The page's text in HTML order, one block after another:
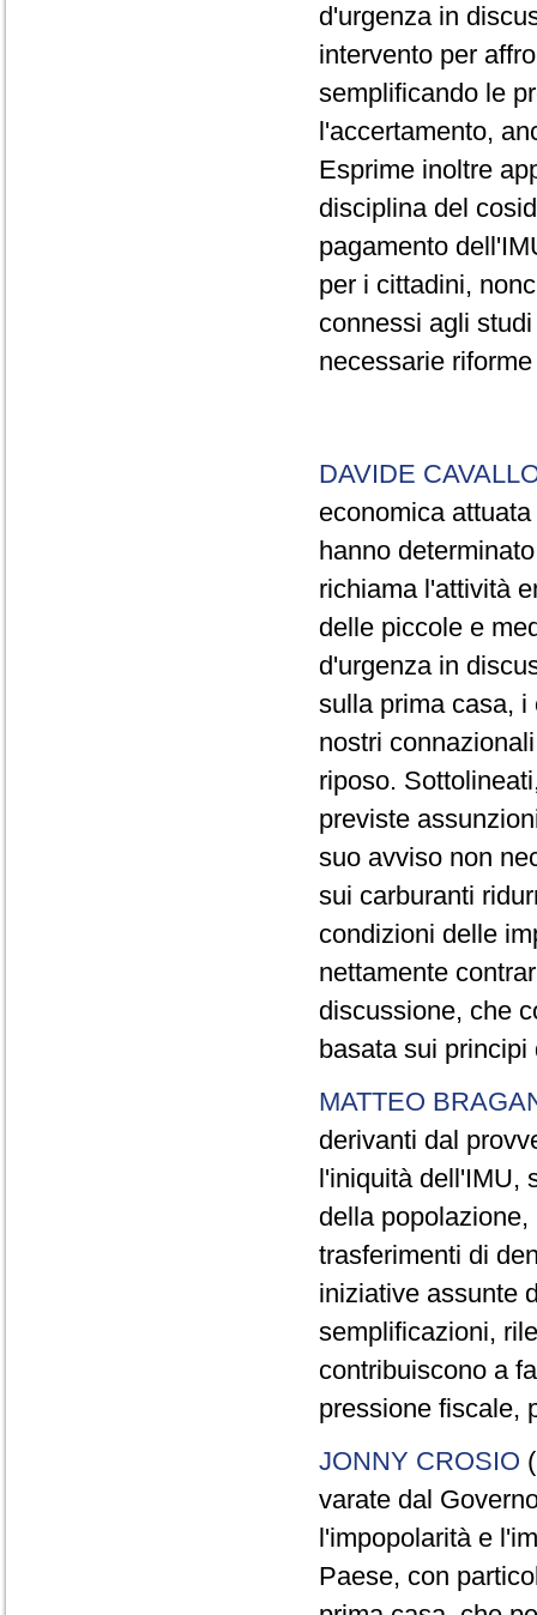
d'urgenza in
intervento per
semplificando le
l'accertamento,
Esprime inoltre
disciplina del
pagamento
per i cittadini,
connessi agli
necessarie
DAVIDE
economica
hanno
richiama l'attività
delle piccole e
d'urgenza in
sulla prima casa,
nostri
riposo.
previste
suo avviso non
sui carburanti
condizioni delle
nettamente
discussione, che
basata sui
MATTEO
derivanti dal
l'iniquità dell'IMU,
della
trasferimenti di
iniziative assunte
semplificazioni,
contribuiscono a
pressione fiscale,
JONNY CROSIO
varate dal
l'impopolarità e
Paese, con